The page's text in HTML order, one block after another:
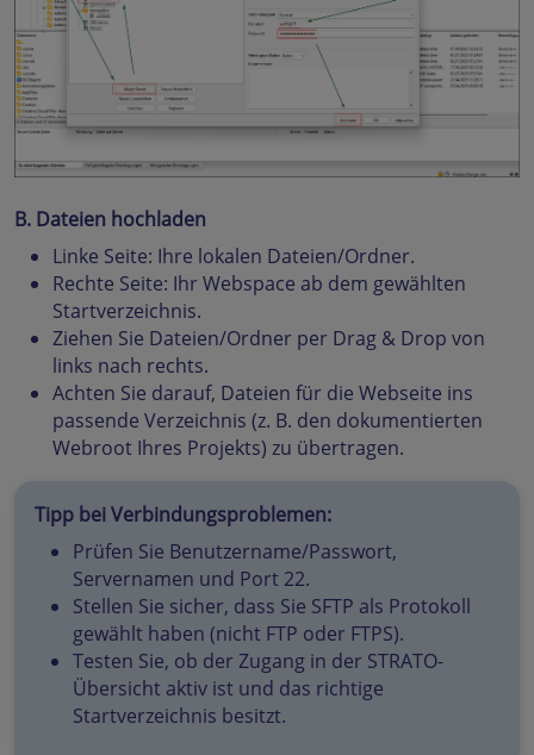
B. Dateien hochladen
Linke Seite: Ihre lokalen Dateien/Ordner.
Rechte Seite: Ihr Webspace ab dem gewählten
Startverzeichnis.
Ziehen Sie Dateien/Ordner per Drag & Drop von
links nach rechts.
Achten Sie darauf, Dateien für die Webseite ins
passende Verzeichnis (z. B. den dokumentierten
Webroot Ihres Projekts) zu übertragen.
Tipp bei Verbindungsproblemen:
Prüfen Sie Benutzername/Passwort,
Servernamen und Port 22.
Stellen Sie sicher, dass Sie SFTP als Protokoll
gewählt haben (nicht FTP oder FTPS).
Testen Sie, ob der Zugang in der STRATO-
Übersicht aktiv ist und das richtige
Startverzeichnis besitzt.